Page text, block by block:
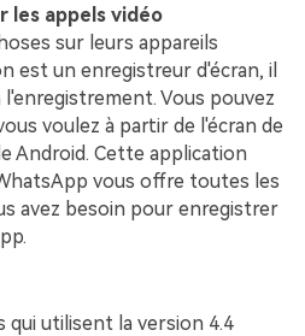
les appels vidéo
sur leurs appareils
est un enregistreur d'écran, il
l'enregistrement. Vous pouvez
voulez à partir de l'écran de
Android. Cette application
vous offre toutes les
avez besoin pour enregistrer
qui utilisent la version 4.4